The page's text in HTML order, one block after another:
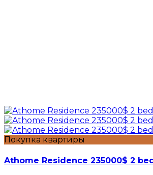
Покупка квартиры
Athome Residence 235000$ 2